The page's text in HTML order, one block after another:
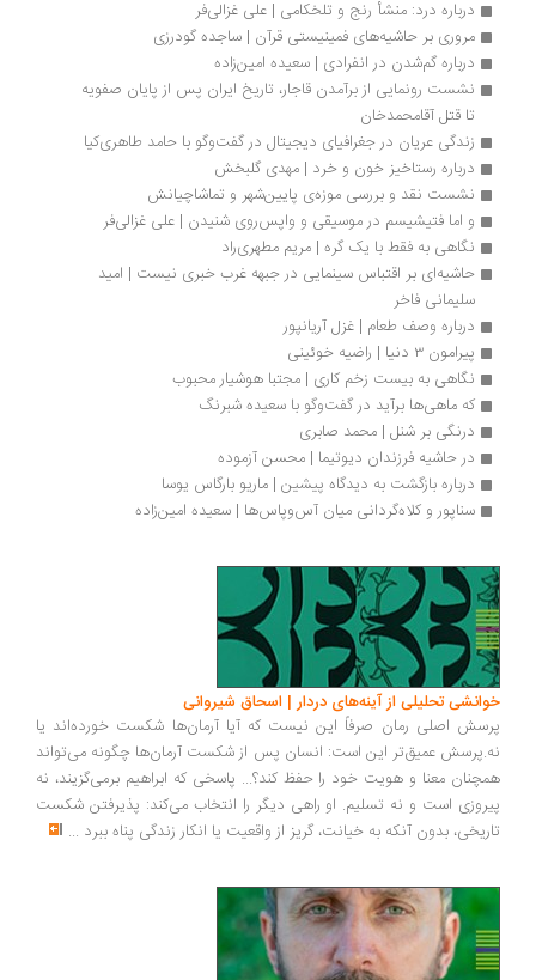
درباره درد: منشأ رنج و تلخکامی | علی غزالی‌فر
مروری بر حاشیه‌های فمینیستی قرآن | ساجده گودرزی
درباره گم‌شدن در انفرادی | سعیده امین‌زاده
تا قتل آقامحمدخان
زندگی عریان در جغرافیای دیجیتال در گفت‌وگو با حامد طاهری‌کیا
درباره رستاخیز خون و خرد | مهدی گلبخش
نشست نقد و بررسی موزه‌ی پایین‏‌شهر و تماشاچیانش
و اما فتیشیسم در موسیقی و واپس‌روی شنیدن | علی غزالی‌فر
نگاهی به فقط با یک گره | مریم مطهری‌راد
حاشیه‌ای بر اقتباس سینمایی در جبهه غرب خبری نیست | امید
سلیمانی فاخر
درباره وصف طعام | غزل آریانپور
پیرامون ۳ دنیا | راضیه خوئینی
نگاهی به بیست زخم کاری | مجتبا هوشیار محبوب
که ماهی‌ها برآید در گفت‌وگو با سعیده شبرنگ
درنگی بر شنل | محمد صابری
در حاشیه فرزندان دیوتیما | محسن آزموده
درباره بازگشت به دیدگاه پیشین | ماریو بارگاس يوسا
سناپور و کلاه‌گردانی میان آس‌وپاس‌ها | سعیده امین‌زاده
تحلیلی از آینه‌های دردار | اسحاق شیروانی
اصلی رمان صرفاً این نیست که آیا آرمان‌ها شکست خورده‌اند یا
عمیق‌تر این است: انسان پس از شکست آرمان‌ها چگونه می‌تواند
معنا و هویت خود را حفظ کند؟... پاسخی که ابراهیم برمی‌گزیند، نه
است و نه تسلیم. او راهی دیگر را انتخاب می‌کند: پذیرفتن شکست
بدون آنکه به خیانت، گریز از واقعیت یا انکار زندگی پناه ببرد...